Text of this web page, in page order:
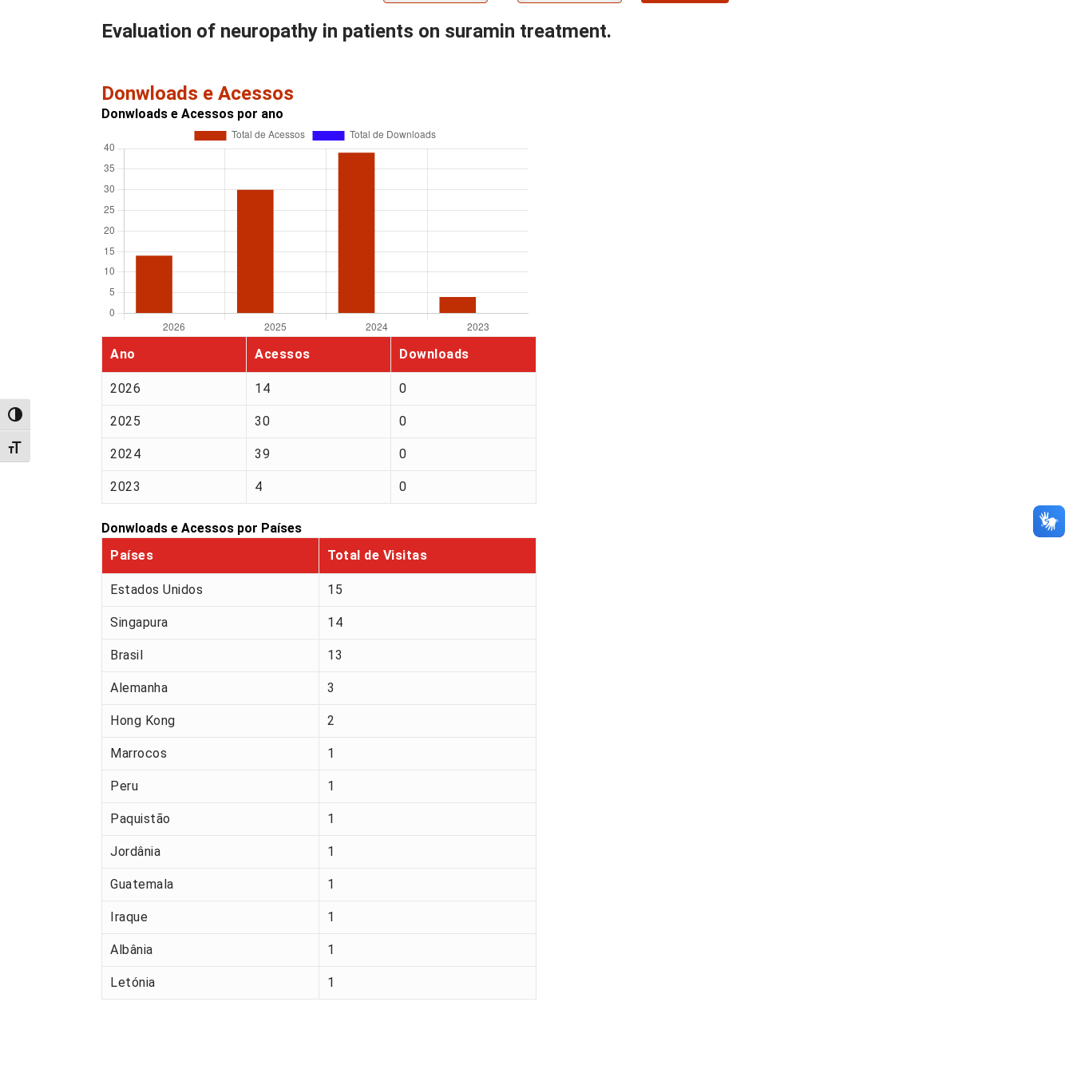
Alternar alto contraste
Alternar tamanho da fonte
Evaluation of neuropathy in patients on suramin treatment.
Donwloads e Acessos
Donwloads e Acessos por ano
Ano Acessos Downloads
2026 14 0
2025 30 0
2024 39 0
2023 4 0
Donwloads e Acessos por Países
Países
Total de Visitas
Estados Unidos 15
Singapura 14
Brasil 13
Alemanha 3
Hong Kong 2
Marrocos 1
Peru 1
Paquistão 1
Jordânia 1
Guatemala 1
Iraque 1
Albânia 1
Letónia 1